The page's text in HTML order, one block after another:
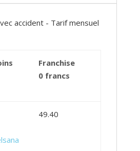
accident - Tarif mensuel
Franchise
0 francs
49.40